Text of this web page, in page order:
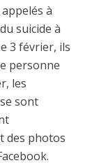
à
suicide à
3 février, ils
personne
les
sont
des photos